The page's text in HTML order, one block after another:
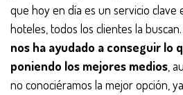
que hoy en día es un servicio clave
hoteles, todos los clientes la buscan.
nos ha ayudado a conseguir lo
poniendo los mejores medios ,
no conociéramos la mejor opción,